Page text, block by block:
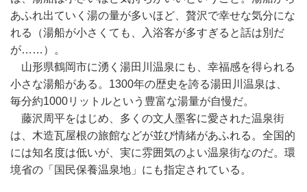
あふれ出ていく湯の量が多いほど、贅沢で幸せな気分にな
れる（湯船が小さくても、入浴客が多すぎると話は別だ
が……）。
山形県鶴岡市に湧く湯田川温泉にも、幸福感を得られる
小さな湯船がある。1300年の歴史を誇る湯田川温泉は、
毎分約1000リットルという豊富な湯量が自慢だ。
藤沢周平をはじめ、多くの文人墨客に愛された温泉街
は、木造瓦屋根の旅館などが並び情緒があふれる。全国的
には知名度は低いが、実に雰囲気のよい温泉街なのだ。環
境省の「国民保養温泉地」にも指定されている。